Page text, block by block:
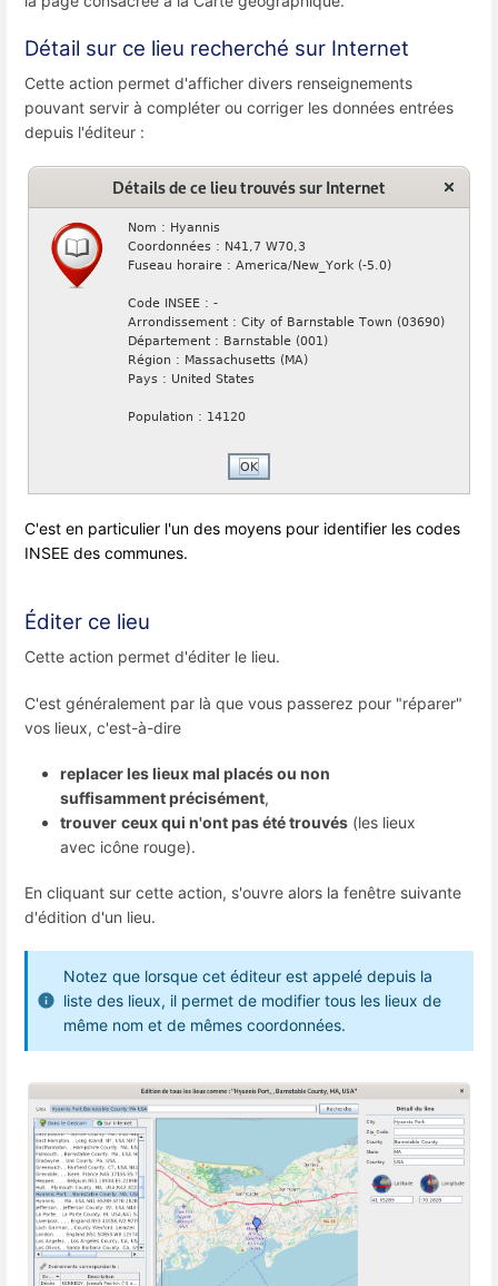
Détail sur ce lieu recherché sur Internet
Cette action permet d'afficher divers renseignements
pouvant servir à compléter ou corriger les données entrées
depuis l'éditeur :
C'est en particulier l'un des moyens pour identifier les codes
INSEE des communes.
Éditer ce lieu
Cette action permet d'éditer le lieu.
C'est généralement par là que vous passerez pour "réparer"
vos lieux, c'est-à-dire
replacer les lieux mal placés ou non
suffisamment précisément,
trouver ceux qui n'ont pas été trouvés (les lieux
avec icône rouge).
En cliquant sur cette action, s'ouvre alors la fenêtre suivante
d'édition d'un lieu.
Notez que lorsque cet éditeur est appelé depuis la
liste des lieux, il permet de modifier tous les lieux de
même nom et de mêmes coordonnées.